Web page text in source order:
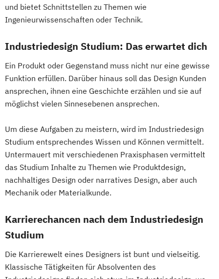
und bietet Schnittstellen zu Themen wie
Ingenieurwissenschaften oder Technik.
Industriedesign Studium: Das erwartet dich
Ein Produkt oder Gegenstand muss nicht nur eine gewisse
Funktion erfüllen. Darüber hinaus soll das Design Kunden
ansprechen, ihnen eine Geschichte erzählen und sie auf
möglichst vielen Sinnesebenen ansprechen.
Um diese Aufgaben zu meistern, wird im Industriedesign
Studium entsprechendes Wissen und Können vermittelt.
Untermauert mit verschiedenen Praxisphasen vermittelt
das Studium Inhalte zu Themen wie Produktdesign,
nachhaltiges Design oder narratives Design, aber auch
Mechanik oder Materialkunde.
Karrierechancen nach dem Industriedesign
Studium
Die Karrierewelt eines Designers ist bunt und vielseitig.
Klassische Tätigkeiten für Absolventen des